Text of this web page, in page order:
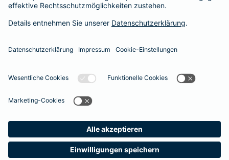
Vermittler nach Namen, Stadt oder PLZ suchen
Startseite Neumünster
Datenschutz Impressum/Rechtshinweise
Barrierefreiheit
Datenschutz-Einstellungen
Einfach. Menschlich.